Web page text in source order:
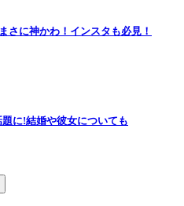
さに神かわ！インスタも必見！
に!結婚や彼女についても